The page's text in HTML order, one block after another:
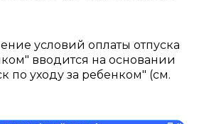
условий оплаты отпуска
вводится на основании
по уходу за ребенком" (см.